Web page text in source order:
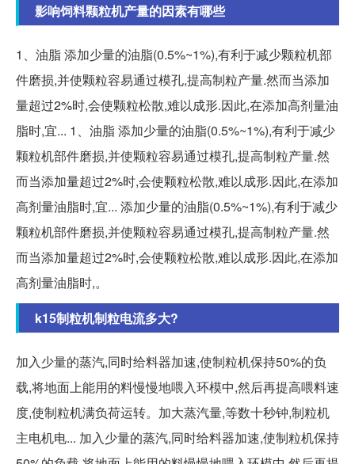
影响饲料颗粒机产量的因素有哪些
1、油脂 添加少量的油脂(0.5%~1%),有利于减少颗粒机部
件磨损,并使颗粒容易通过模孔,提高制粒产量.然而当添加
量超过2%时,会使颗粒松散,难以成形.因此,在添加高剂量油
脂时,宜... 1、油脂 添加少量的油脂(0.5%~1%),有利于减少
颗粒机部件磨损,并使颗粒容易通过模孔,提高制粒产量.然
而当添加量超过2%时,会使颗粒松散,难以成形.因此,在添加
高剂量油脂时,宜... 添加少量的油脂(0.5%~1%),有利于减少
颗粒机部件磨损,并使颗粒容易通过模孔,提高制粒产量.然
而当添加量超过2%时,会使颗粒松散,难以成形.因此,在添加
高剂量油脂时,。
k15制粒机制粒电流多大?
加入少量的蒸汽,同时给料器加速,使制粒机保持50%的负
载,将地面上能用的料慢慢地喂入环模中,然后再提高喂料速
度,使制粒机满负荷运转。加大蒸汽量,等数十秒钟,制粒机
主电机电... 加入少量的蒸汽,同时给料器加速,使制粒机保持